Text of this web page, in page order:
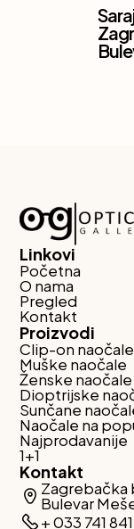
Linkovi
Početna
O nama
Pregled
Kontakt
Proizvodi
Clip-on naočale
Muške naočale
Ženske naočale
Dioptrijske
Sunčane
Naočale na
Najprodavanije
1+1
Kontakt
Zagrebačka
Bulevar
+ 033 741 841